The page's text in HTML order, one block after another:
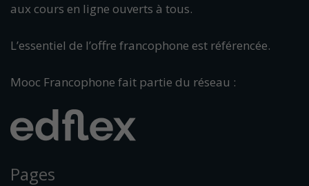
aux cours en ligne ouverts à tous.
L’essentiel de l’offre francophone est référencée.
Mooc Francophone fait partie du réseau :
Pages